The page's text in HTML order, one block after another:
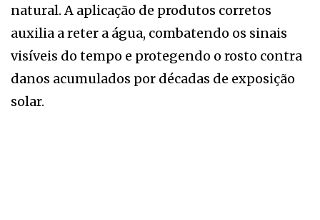
natural. A aplicação de produtos corretos
auxilia a reter a água, combatendo os sinais
visíveis do tempo e protegendo o rosto contra
danos acumulados por décadas de exposição
solar.